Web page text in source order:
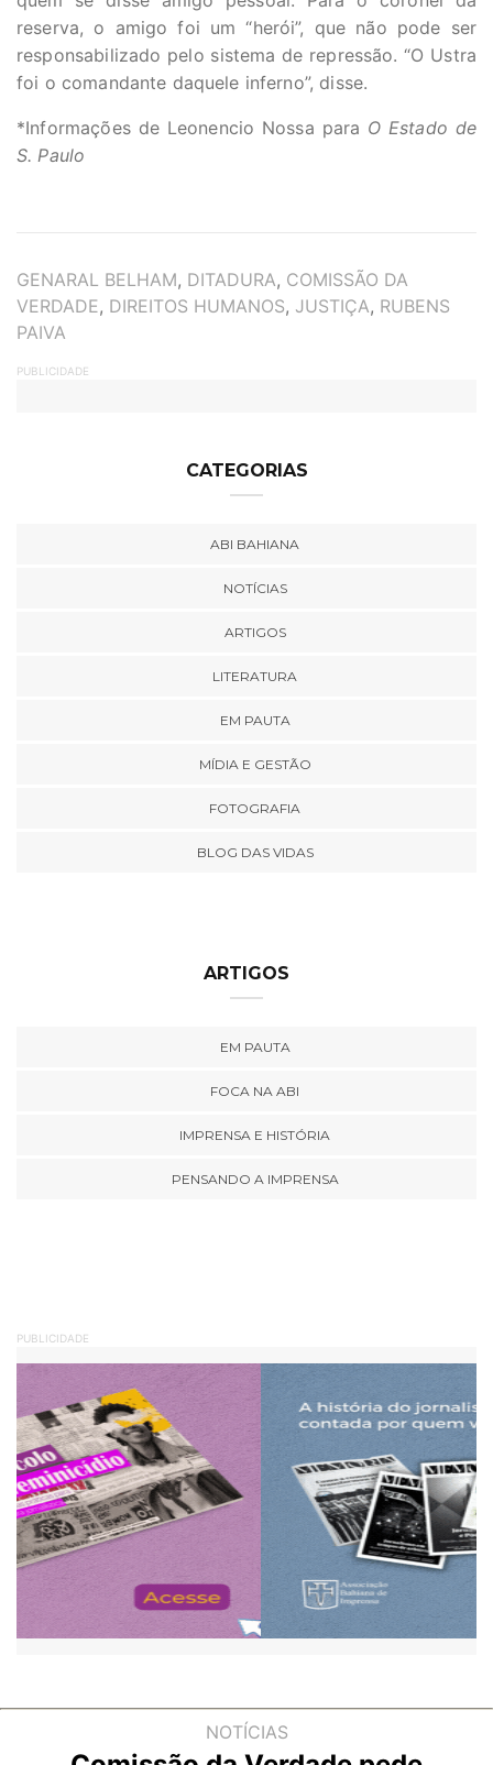
reserva, o amigo foi um “herói”, que não pode ser
responsabilizado pelo sistema de repressão. “O Ustra
foi o comandante daquele inferno”, disse.
*Informações de Leonencio Nossa para O Estado de
S. Paulo
TAGS
GENARAL BELHAM, DITADURA, COMISSÃO DA
VERDADE, DIREITOS HUMANOS, JUSTIÇA, RUBENS
PAIVA
PUBLICIDADE
CATEGORIAS
ABI BAHIANA
NOTÍCIAS
ARTIGOS
LITERATURA
EM PAUTA
MÍDIA E GESTÃO
FOTOGRAFIA
BLOG DAS VIDAS
ARTIGOS
EM PAUTA
FOCA NA ABI
IMPRENSA E HISTÓRIA
PENSANDO A IMPRENSA
PUBLICIDADE
NOTÍCIAS